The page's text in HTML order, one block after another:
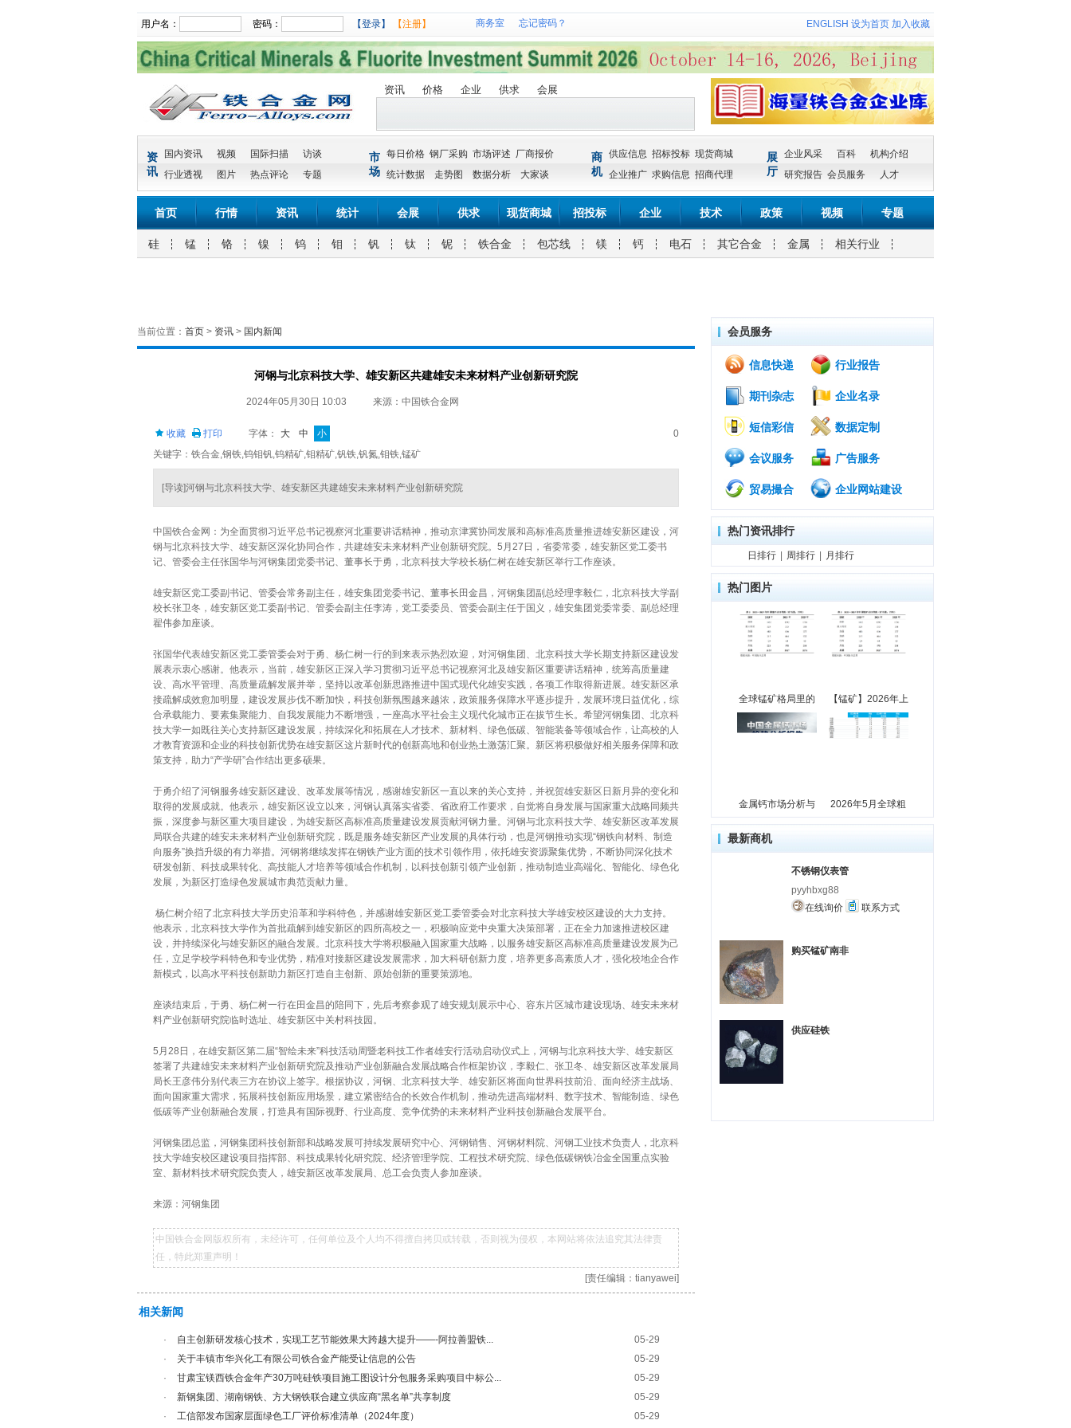
用户名： 密码： 【登录】 【注册】 商务室 忘记密码？ ENGLISH 设为首页 加入收藏
资讯 价格 企业 供求 会展
资
讯
国内资讯 视频 国际扫描
访谈
行业透视
图片 热点评论 专题
市
场
每日价格 钢厂采购 市场评述 厂商报价
统计数据
走势图 数据分析 大家谈
商
机
供应信息 招标投标 现货商城
企业推广 求购信息 招商代理
展
厅
企业风采 百科
机构介绍
研究报告 会员服务 人才
首页 行情 资讯 统计 会展 供求 现货商城 招投标 企业 技术 政策 视频 专题
硅 锰 铬 镍 钨 钼 钒 钛 铌 铁合金 包芯线 镁 钙 电石 其它合金 金属 相关行业
当前位置： 首页 > 资讯 > 国内新闻
河钢与北京科技大学、雄安新区共建雄安未来材料产业创新研究院
2024年05月30日 10:03 来源：中国铁合金网
收藏 打印 字体： 大 中 小
0
关键字：铁合金,钢铁,钨钼钒,钨精矿,钼精矿,钒铁,钒氮,钼铁,锰矿
[导读]河钢与北京科技大学、雄安新区共建雄安未来材料产业创新研究院
中国铁合金网：为全面贯彻习近平总书记视察河北重要讲话精神，推动京津冀协同发展和高标准高质量推进雄安新区建设，河
钢与北京科技大学、雄安新区深化协同合作，共建雄安未来材料产业创新研究院。5月27日，省委常委，雄安新区党工委书
记、管委会主任张国华与河钢集团党委书记、董事长于勇，北京科技大学校长杨仁树在雄安新区举行工作座谈。
雄安新区党工委副书记、管委会常务副主任，雄安集团党委书记、董事长田金昌，河钢集团副总经理李毅仁，北京科技大学副
校长张卫冬，雄安新区党工委副书记、管委会副主任李涛，党工委委员、管委会副主任于国义，雄安集团党委常委、副总经理
翟伟参加座谈。
张国华代表雄安新区党工委管委会对于勇、杨仁树一行的到来表示热烈欢迎，对河钢集团、北京科技大学长期支持新区建设发
展表示衷心感谢。他表示，当前，雄安新区正深入学习贯彻习近平总书记视察河北及雄安新区重要讲话精神，统筹高质量建
设、高水平管理、高质量疏解发展并举，坚持以改革创新思路推进中国式现代化雄安实践，各项工作取得新进展。雄安新区承
接疏解成效愈加明显，建设发展步伐不断加快，科技创新氛围越来越浓，政策服务保障水平逐步提升，发展环境日益优化，综
合承载能力、要素集聚能力、自我发展能力不断增强，一座高水平社会主义现代化城市正在拔节生长。希望河钢集团、北京科
技大学一如既往关心支持新区建设发展，持续深化和拓展在人才技术、新材料、绿色低碳、智能装备等领域合作，让高校的人
才教育资源和企业的科技创新优势在雄安新区这片新时代的创新高地和创业热土激荡汇聚。新区将积极做好相关服务保障和政
策支持，助力“产学研”合作结出更多硕果。
于勇介绍了河钢服务雄安新区建设、改革发展等情况，感谢雄安新区一直以来的关心支持，并祝贺雄安新区日新月异的变化和
取得的发展成就。他表示，雄安新区设立以来，河钢认真落实省委、省政府工作要求，自觉将自身发展与国家重大战略同频共
振，深度参与新区重大项目建设，为雄安新区高标准高质量建设发展贡献河钢力量。河钢与北京科技大学、雄安新区改革发展
局联合共建的雄安未来材料产业创新研究院，既是服务雄安新区产业发展的具体行动，也是河钢推动实现“钢铁向材料、制造
向服务”换挡升级的有力举措。河钢将继续发挥在钢铁产业方面的技术引领作用，依托雄安资源聚集优势，不断协同深化技术
研发创新、科技成果转化、高技能人才培养等领域合作机制，以科技创新引领产业创新，推动制造业高端化、智能化、绿色化
发展，为新区打造绿色发展城市典范贡献力量。
杨仁树介绍了北京科技大学历史沿革和学科特色，并感谢雄安新区党工委管委会对北京科技大学雄安校区建设的大力支持。
他表示，北京科技大学作为首批疏解到雄安新区的四所高校之一，积极响应党中央重大决策部署，正在全力加速推进校区建
设，并持续深化与雄安新区的融合发展。北京科技大学将积极融入国家重大战略，以服务雄安新区高标准高质量建设发展为己
任，立足学校学科特色和专业优势，精准对接新区建设发展需求，加大科研创新力度，培养更多高素质人才，强化校地企合作
新模式，以高水平科技创新助力新区打造自主创新、原始创新的重要策源地。
座谈结束后，于勇、杨仁树一行在田金昌的陪同下，先后考察参观了雄安规划展示中心、容东片区城市建设现场、雄安未来材
料产业创新研究院临时选址、雄安新区中关村科技园。
5月28日，在雄安新区第二届“智绘未来”科技活动周暨老科技工作者雄安行活动启动仪式上，河钢与北京科技大学、雄安新区
签署了共建雄安未来材料产业创新研究院及推动产业创新融合发展战略合作框架协议，李毅仁、张卫冬、雄安新区改革发展局
局长王彦伟分别代表三方在协议上签字。根据协议，河钢、北京科技大学、雄安新区将面向世界科技前沿、面向经济主战场、
面向国家重大需求，拓展科技创新应用场景，建立紧密结合的长效合作机制，推动先进高端材料、数字技术、智能制造、绿色
低碳等产业创新融合发展，打造具有国际视野、行业高度、竞争优势的未来材料产业科技创新融合发展平台。
河钢集团总监，河钢集团科技创新部和战略发展可持续发展研究中心、河钢销售、河钢材料院、河钢工业技术负责人，北京科
技大学雄安校区建设项目指挥部、科技成果转化研究院、经济管理学院、工程技术研究院、绿色低碳钢铁冶金全国重点实验
室、新材料技术研究院负责人，雄安新区改革发展局、总工会负责人参加座谈。
来源：河钢集团
中国铁合金网版权所有，未经许可，任何单位及个人均不得擅自拷贝或转载，否则视为侵权，本网站将依法追究其法律责
任，特此郑重声明！
[责任编辑：tianyawei]
相关新闻
· 自主创新研发核心技术，实现工艺节能效果大跨越大提升——-阿拉善盟铁...
05-29
·
关于丰镇市华兴化工有限公司铁合金产能受让信息的公告
05-29
·
甘肃宝镁西铁合金年产30万吨硅铁项目施工图设计分包服务采购项目中标公...
05-29
·
新钢集团、湖南钢铁、方大钢铁联合建立供应商“黑名单”共享制度
05-29
·
工信部发布国家层面绿色工厂评价标准清单（2024年度） 05-29
会员服务
信息快递 行业报告
期刊杂志 企业名录
短信彩信 数据定制
会议服务 广告服务
贸易撮合 企业网站建设
热门资讯排行
日排行 周排行 月排行
热门图片
全球锰矿格局里的 【锰矿】2026年上
金属钙市场分析与 2026年5月全球粗
最新商机
不锈钢仪表管
pyyhbxg88
在线询价
联系方式
购买锰矿南非
供应硅铁